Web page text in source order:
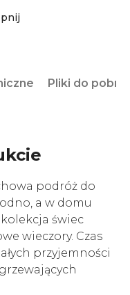
Pliki do
podróż do
a w domu
kolekcja świec
wieczory. Czas
przyjemności